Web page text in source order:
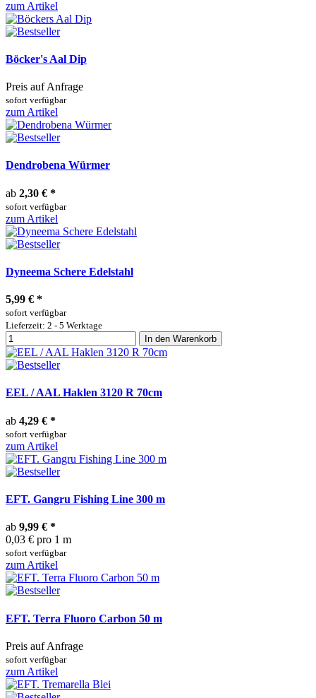
zum Artikel
Böcker's Aal Dip
Preis auf Anfrage
sofort verfügbar
zum Artikel
Dendrobena Würmer
ab 2,30 € *
sofort verfügbar
zum Artikel
Dyneema Schere Edelstahl
5,99 € *
sofort verfügbar
Lieferzeit: 2 - 5 Werktage
In den Warenkorb
EEL / AAL Haklen 3120 R 70cm
ab 4,29 € *
sofort verfügbar
zum Artikel
EFT. Gangru Fishing Line 300 m
ab 9,99 € *
0,03 € pro 1 m
sofort verfügbar
zum Artikel
EFT. Terra Fluoro Carbon 50 m
Preis auf Anfrage
sofort verfügbar
zum Artikel